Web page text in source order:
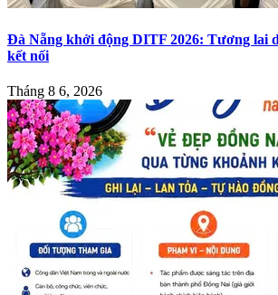
Đà Nẵng khởi động DITF 2026: Tương lai
kết nối
Tháng 8 6, 2026